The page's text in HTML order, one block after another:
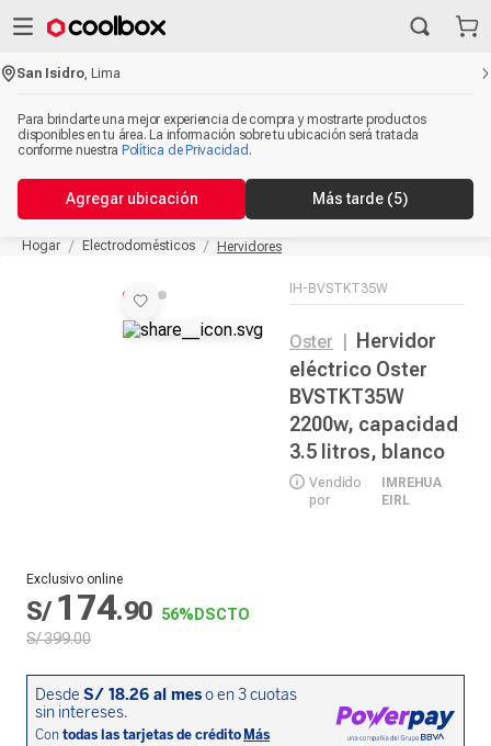
San Isidro ,Lima
Para brindarte una mejor experiencia de compra y mostrarte productos
disponibles en tu área. La información sobre tu ubicación será tratada
conforme nuestra Política de Privacidad .
Agregar ubicación Más tarde (5)
Hogar Electrodomésticos Hervidores
IH-BVSTKT35W
Oster
Hervidor
eléctrico Oster
BVSTKT35W
2200w, capacidad
3.5 litros, blanco
Vendido
por
IMREHUA
EIRL
Exclusivo online
S/ 174.90 56% DSCTO
S/399.00